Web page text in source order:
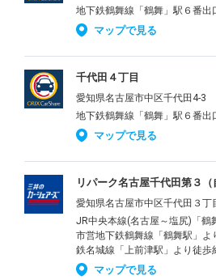
地下鉄鶴舞線「鶴舞」駅６番出
マップで見る
千代田４丁目
愛知県名古屋市中区千代田4-3
地下鉄鶴舞線「鶴舞」駅６番出
マップで見る
リパーク名古屋千代田第３（
愛知県名古屋市中区千代田３丁
JR中央本線(名古屋～塩尻)「鶴
市営地下鉄鶴舞線「鶴舞駅」
鉄名城線「上前津駅」より徒歩
マップで見る